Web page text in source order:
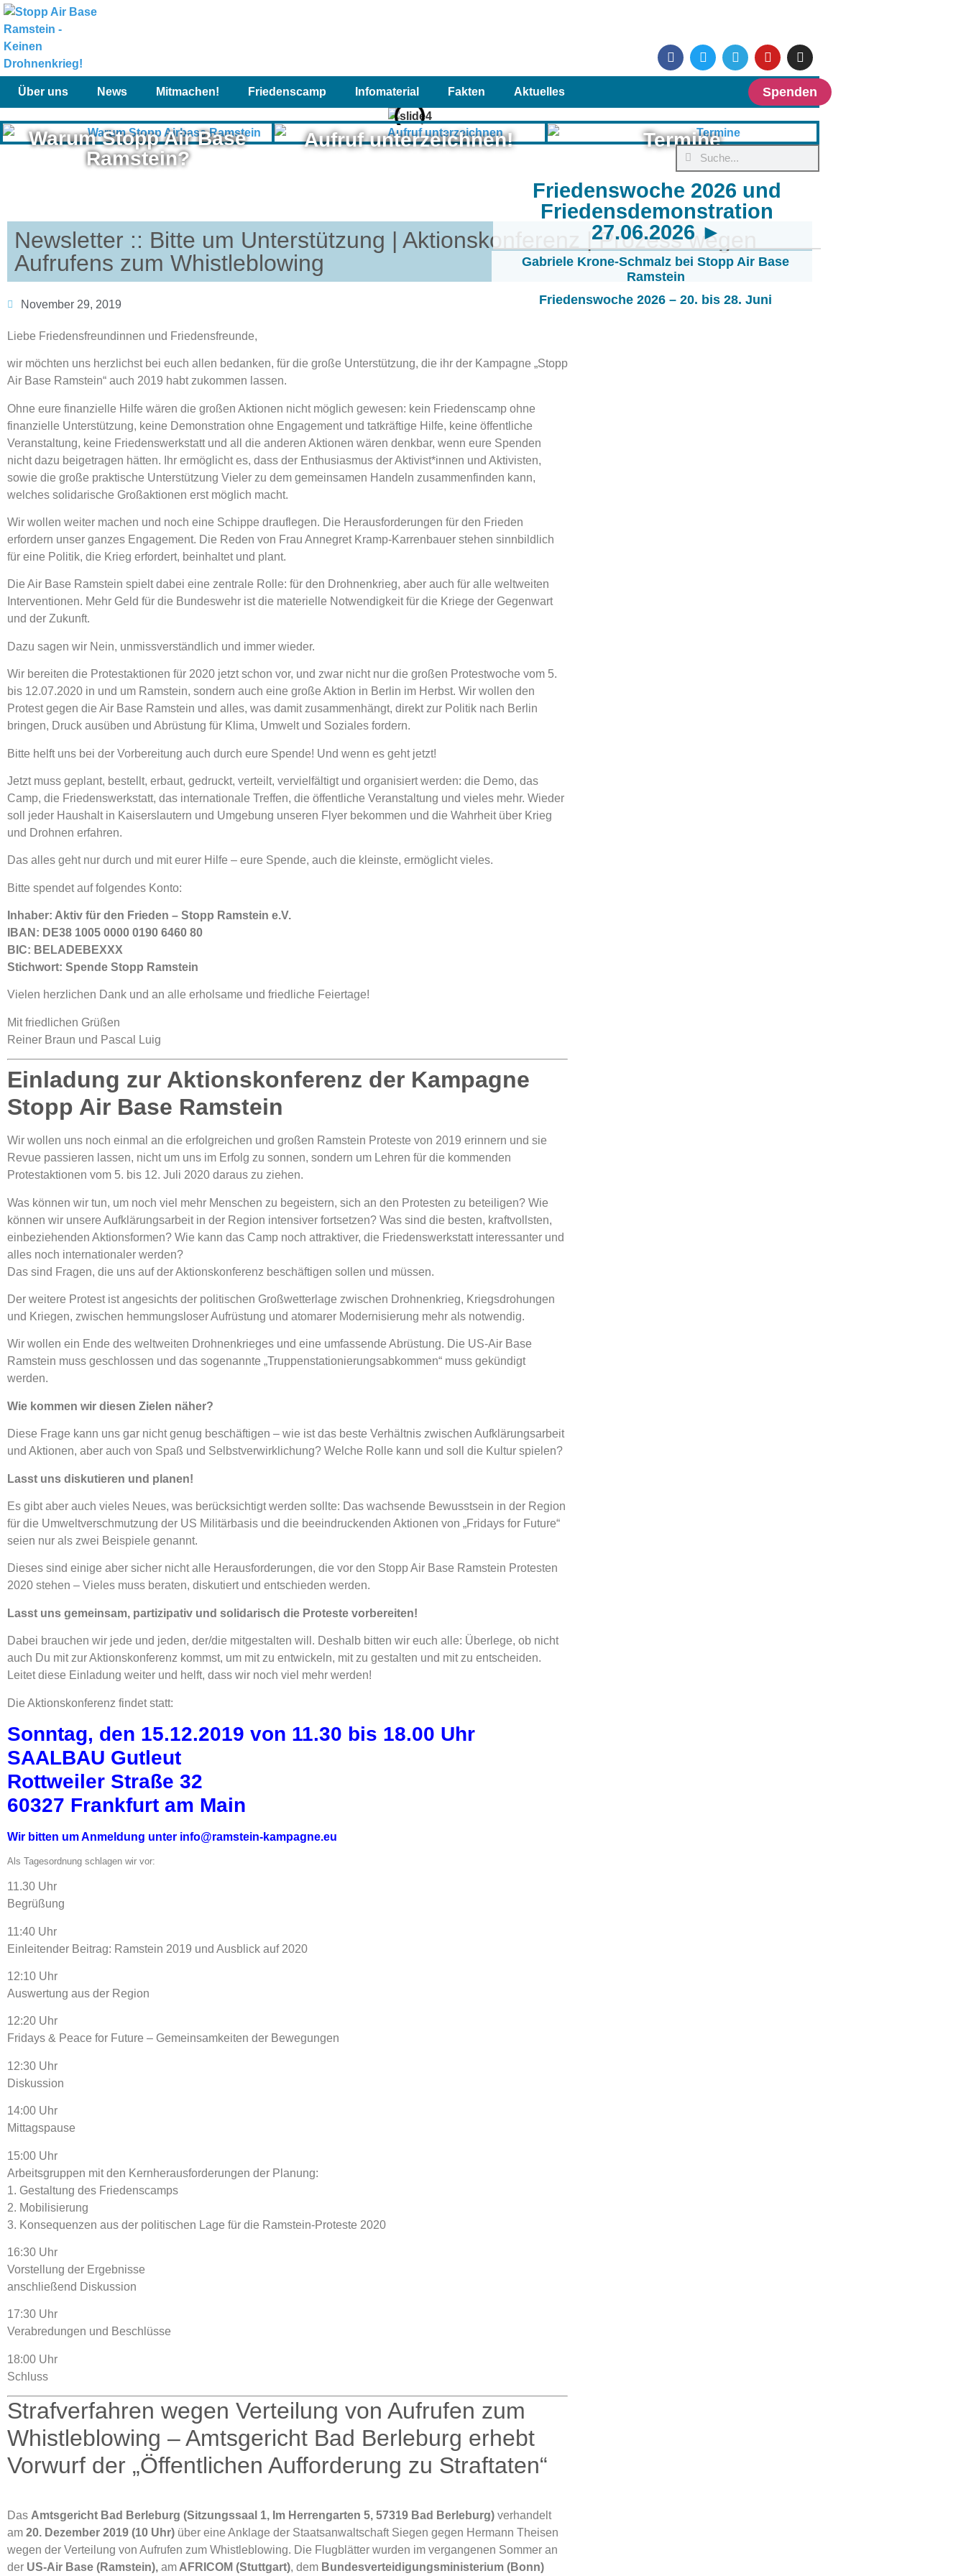
Spenden
Über uns News Mitmachen! Friedenscamp Infomaterial Fakten Aktuelles
Friedenswoche 2026 und
Friedensdemonstration
27.06.2026 ►
Gabriele Krone-Schmalz bei Stopp Air Base
Ramstein
Friedenswoche 2026 – 20. bis 28. Juni
Warum Stopp Air Base
Ramstein?
Aufruf unterzeichnen! Termine
Newsletter :: Bitte um Unterstützung | Aktionskonferenz | Prozess wegen
Aufrufens zum Whistleblowing
November 29, 2019
Liebe Friedensfreundinnen und Friedensfreunde,
wir möchten uns herzlichst bei euch allen bedanken, für die große Unterstützung, die ihr der Kampagne „Stopp
Air Base Ramstein“ auch 2019 habt zukommen lassen.
Ohne eure finanzielle Hilfe wären die großen Aktionen nicht möglich gewesen: kein Friedenscamp ohne
finanzielle Unterstützung, keine Demonstration ohne Engagement und tatkräftige Hilfe, keine öffentliche
Veranstaltung, keine Friedenswerkstatt und all die anderen Aktionen wären denkbar, wenn eure Spenden
nicht dazu beigetragen hätten. Ihr ermöglicht es, dass der Enthusiasmus der Aktivist*innen und Aktivisten,
sowie die große praktische Unterstützung Vieler zu dem gemeinsamen Handeln zusammenfinden kann,
welches solidarische Großaktionen erst möglich macht.
Wir wollen weiter machen und noch eine Schippe drauflegen. Die Herausforderungen für den Frieden
erfordern unser ganzes Engagement. Die Reden von Frau Annegret Kramp-Karrenbauer stehen sinnbildlich
für eine Politik, die Krieg erfordert, beinhaltet und plant.
Die Air Base Ramstein spielt dabei eine zentrale Rolle: für den Drohnenkrieg, aber auch für alle weltweiten
Interventionen. Mehr Geld für die Bundeswehr ist die materielle Notwendigkeit für die Kriege der Gegenwart
und der Zukunft.
Dazu sagen wir Nein, unmissverständlich und immer wieder.
Wir bereiten die Protestaktionen für 2020 jetzt schon vor, und zwar nicht nur die großen Protestwoche vom 5.
bis 12.07.2020 in und um Ramstein, sondern auch eine große Aktion in Berlin im Herbst. Wir wollen den
Protest gegen die Air Base Ramstein und alles, was damit zusammenhängt, direkt zur Politik nach Berlin
bringen, Druck ausüben und Abrüstung für Klima, Umwelt und Soziales fordern.
Bitte helft uns bei der Vorbereitung auch durch eure Spende! Und wenn es geht jetzt!
Jetzt muss geplant, bestellt, erbaut, gedruckt, verteilt, vervielfältigt und organisiert werden: die Demo, das
Camp, die Friedenswerkstatt, das internationale Treffen, die öffentliche Veranstaltung und vieles mehr. Wieder
soll jeder Haushalt in Kaiserslautern und Umgebung unseren Flyer bekommen und die Wahrheit über Krieg
und Drohnen erfahren.
Das alles geht nur durch und mit eurer Hilfe – eure Spende, auch die kleinste, ermöglicht vieles.
Bitte spendet auf folgendes Konto:
Inhaber: Aktiv für den Frieden – Stopp Ramstein e.V.
IBAN: DE38 1005 0000 0190 6460 80
BIC: BELADEBEXXX
Stichwort: Spende Stopp Ramstein
Vielen herzlichen Dank und an alle erholsame und friedliche Feiertage!
Mit friedlichen Grüßen
Reiner Braun und Pascal Luig
Einladung zur Aktionskonferenz der Kampagne
Stopp Air Base Ramstein
Wir wollen uns noch einmal an die erfolgreichen und großen Ramstein Proteste von 2019 erinnern und sie
Revue passieren lassen, nicht um uns im Erfolg zu sonnen, sondern um Lehren für die kommenden
Protestaktionen vom 5. bis 12. Juli 2020 daraus zu ziehen.
Was können wir tun, um noch viel mehr Menschen zu begeistern, sich an den Protesten zu beteiligen? Wie
können wir unsere Aufklärungsarbeit in der Region intensiver fortsetzen? Was sind die besten, kraftvollsten,
einbeziehenden Aktionsformen? Wie kann das Camp noch attraktiver, die Friedenswerkstatt interessanter und
alles noch internationaler werden?
Das sind Fragen, die uns auf der Aktionskonferenz beschäftigen sollen und müssen.
Der weitere Protest ist angesichts der politischen Großwetterlage zwischen Drohnenkrieg, Kriegsdrohungen
und Kriegen, zwischen hemmungsloser Aufrüstung und atomarer Modernisierung mehr als notwendig.
Wir wollen ein Ende des weltweiten Drohnenkrieges und eine umfassende Abrüstung. Die US-Air Base
Ramstein muss geschlossen und das sogenannte „Truppenstationierungsabkommen“ muss gekündigt
werden.
Wie kommen wir diesen Zielen näher?
Diese Frage kann uns gar nicht genug beschäftigen – wie ist das beste Verhältnis zwischen Aufklärungsarbeit
und Aktionen, aber auch von Spaß und Selbstverwirklichung? Welche Rolle kann und soll die Kultur spielen?
Lasst uns diskutieren und planen!
Es gibt aber auch vieles Neues, was berücksichtigt werden sollte: Das wachsende Bewusstsein in der Region
für die Umweltverschmutzung der US Militärbasis und die beeindruckenden Aktionen von „Fridays for Future“
seien nur als zwei Beispiele genannt.
Dieses sind einige aber sicher nicht alle Herausforderungen, die vor den Stopp Air Base Ramstein Protesten
2020 stehen – Vieles muss beraten, diskutiert und entschieden werden.
Lasst uns gemeinsam, partizipativ und solidarisch die Proteste vorbereiten!
Dabei brauchen wir jede und jeden, der/die mitgestalten will. Deshalb bitten wir euch alle: Überlege, ob nicht
auch Du mit zur Aktionskonferenz kommst, um mit zu entwickeln, mit zu gestalten und mit zu entscheiden.
Leitet diese Einladung weiter und helft, dass wir noch viel mehr werden!
Die Aktionskonferenz findet statt:
Sonntag, den 15.12.2019 von 11.30 bis 18.00 Uhr
SAALBAU Gutleut
Rottweiler Straße 32
60327 Frankfurt am Main
Wir bitten um Anmeldung unter info@ramstein-kampagne.eu
Als Tagesordnung schlagen wir vor:
11.30 Uhr
Begrüßung
11:40 Uhr
Einleitender Beitrag: Ramstein 2019 und Ausblick auf 2020
12:10 Uhr
Auswertung aus der Region
12:20 Uhr
Fridays & Peace for Future – Gemeinsamkeiten der Bewegungen
12:30 Uhr
Diskussion
14:00 Uhr
Mittagspause
15:00 Uhr
Arbeitsgruppen mit den Kernherausforderungen der Planung:
1. Gestaltung des Friedenscamps
2. Mobilisierung
3. Konsequenzen aus der politischen Lage für die Ramstein-Proteste 2020
16:30 Uhr
Vorstellung der Ergebnisse
anschließend Diskussion
17:30 Uhr
Verabredungen und Beschlüsse
18:00 Uhr
Schluss
Strafverfahren wegen Verteilung von Aufrufen zum
Whistleblowing – Amtsgericht Bad Berleburg erhebt
Vorwurf der „Öffentlichen Aufforderung zu Straftaten“
Das Amtsgericht Bad Berleburg (Sitzungssaal 1, Im Herrengarten 5, 57319 Bad Berleburg) verhandelt
am 20. Dezember 2019 (10 Uhr) über eine Anklage der Staatsanwaltschaft Siegen gegen Hermann Theisen
wegen der Verteilung von Aufrufen zum Whistleblowing. Die Flugblätter wurden im vergangenen Sommer an
der US-Air Base (Ramstein), am AFRICOM (Stuttgart), dem Bundesverteidigungsministerium (Bonn)